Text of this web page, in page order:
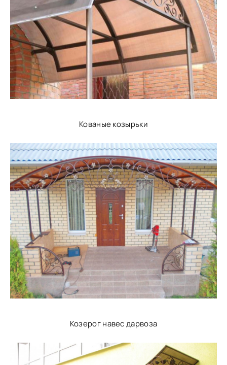
Кованые козырьки
Козерог навес дарвоза